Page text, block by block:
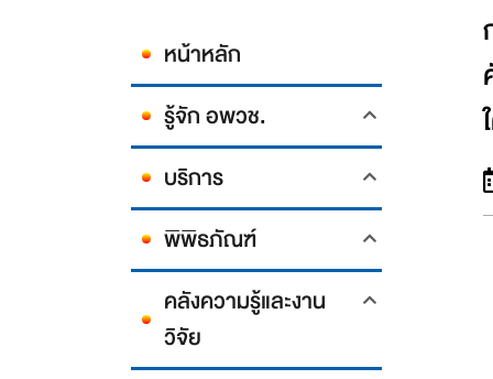
หน้าหลัก
รู้จัก อพวช.
บริการ
พิพิธภัณฑ์
คลังความรู้และงาน
วิจัย